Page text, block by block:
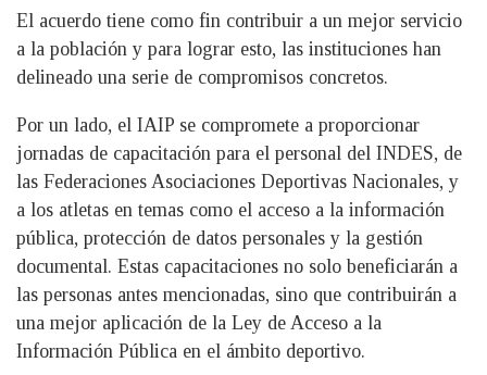
El acuerdo tiene como fin contribuir a un mejor servicio
a la población y para lograr esto, las instituciones han
delineado una serie de compromisos concretos.
Por un lado, el IAIP se compromete a proporcionar
jornadas de capacitación para el personal del INDES, de
las Federaciones Asociaciones Deportivas Nacionales, y
a los atletas en temas como el acceso a la información
pública, protección de datos personales y la gestión
documental. Estas capacitaciones no solo beneficiarán a
las personas antes mencionadas, sino que contribuirán a
una mejor aplicación de la Ley de Acceso a la
Información Pública en el ámbito deportivo.